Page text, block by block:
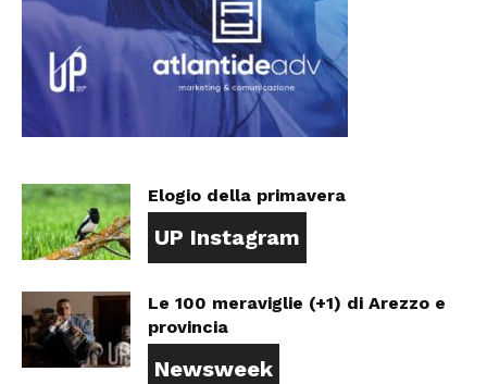
Elogio della primavera
UP Instagram
Le 100 meraviglie (+1) di Arezzo e
provincia
Newsweek